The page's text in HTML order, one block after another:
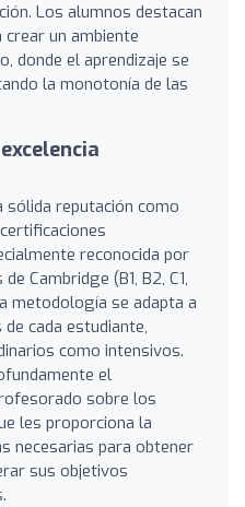
Los alumnos destacan
crear un ambiente
donde el aprendizaje se
la monotonía de las
sólida reputación como
reconocida por
Cambridge (B1, B2, C1,
metodología se adapta a
cada estudiante,
como intensivos.
el
sobre los
les proporciona la
necesarias para obtener
sus objetivos